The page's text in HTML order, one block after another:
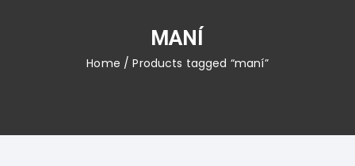
MANÍ
Home / Products tagged “maní”